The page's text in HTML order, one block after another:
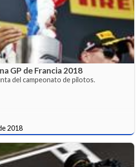
GP de Francia 2018
del campeonato de pilotos.
2018